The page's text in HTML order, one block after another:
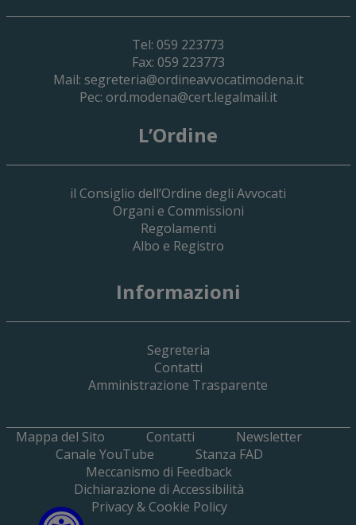
19 Giugno 2026
Tel: 059 223773
Fax: 059 223773
Mail: segreteria@ordineavvocatimodena.it
Pec: ord.modena@cert.legalmail.it
L’Ordine
il Consiglio dell’Ordine degli Avvocati
Organi e Commissioni
Regolamenti
Albo e Registro
Informazioni
Segreteria
Contatti
Amministrazione Trasparente
Mappa del Sito Contatti
Newsletter
Canale YouTube
Stanza FAD
Meccanismo di Feedback
Dichiarazione di Accessibilità
Privacy & Cookie Policy